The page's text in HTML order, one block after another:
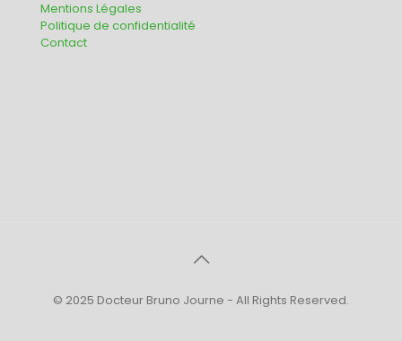
Mentions Légales
Politique de confidentialité
Contact
© 2025 Docteur Bruno Journe - All Rights Reserved.